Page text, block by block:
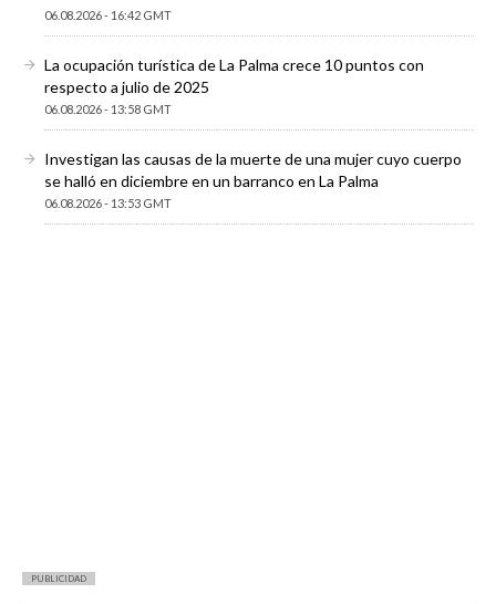
06.08.2026 - 16:42 GMT
La ocupación turística de La Palma crece 10 puntos con
respecto a julio de 2025
06.08.2026 - 13:58 GMT
Investigan las causas de la muerte de una mujer cuyo cuerpo
se halló en diciembre en un barranco en La Palma
06.08.2026 - 13:53 GMT
PUBLICIDAD